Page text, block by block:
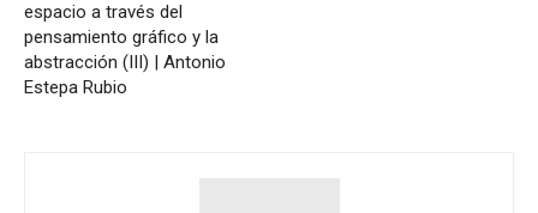
espacio a través del
pensamiento gráfico y la
abstracción (III) | Antonio
Estepa Rubio